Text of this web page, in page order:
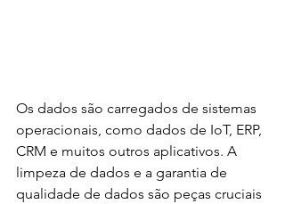
Os dados são carregados de sistemas
operacionais, como dados de IoT, ERP,
CRM e muitos outros aplicativos. A
limpeza de dados e a garantia de
qualidade de dados são peças cruciais